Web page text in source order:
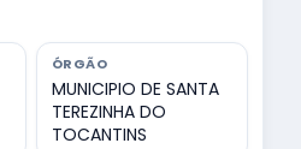
ÓRGÃO
MUNICIPIO DE SANTA
TEREZINHA DO
TOCANTINS